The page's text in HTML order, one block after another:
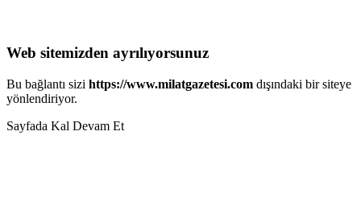
Web sitemizden ayrılıyorsunuz
Bu bağlantı sizi https://www.milatgazetesi.com dışındaki bir siteye
yönlendiriyor.
Sayfada Kal Devam Et